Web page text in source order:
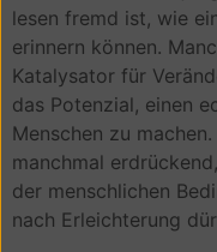
lesen fremd ist, wie
erinnern können.
Katalysator für
das Potenzial, einen
Menschen zu
manchmal
der menschlichen
nach Erleichterung